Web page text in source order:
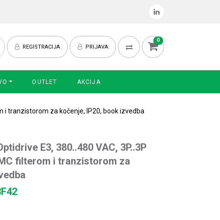
REGISTRACIJA PRIJAVA
0
OUTLET AKCIJA
i tranzistorom za kočenje, IP20, book izvedba
E3, 380..480 VAC, 3P..3P
filterom i tranzistorom za